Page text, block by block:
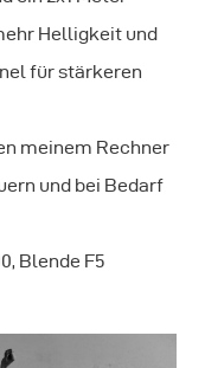
Helligkeit und
für stärkeren
meinem Rechner
und bei Bedarf
Blende F5